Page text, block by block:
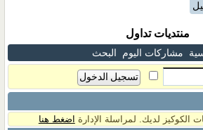
منتديات تداول
مشاركات اليوم البحث
لديك. لمراسلة الإدارة اضغط هنا